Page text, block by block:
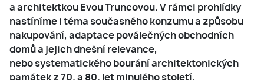
a architektkou Evou Truncovou. V rámci prohlídky
nastíníme i téma současného konzumu a způsobu
nakupování, adaptace poválečných obchodních
domů a jejich dnešní relevance,
nebo systematického bourání architektonických
památek z 70. a 80. let minulého století.